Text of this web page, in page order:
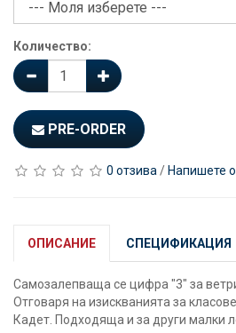
Количество:
PRE-ORDER
0 отзива / Напишете
ОПИСАНИЕ СПЕЦИФИКАЦИЯ
Самозалепваща се цифра "3" за
Отговаря на изискванията за
Кадет. Подходяща и за други малки